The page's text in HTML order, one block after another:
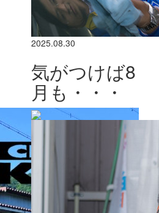
2025.08.30
気がつけば8
月も・・・